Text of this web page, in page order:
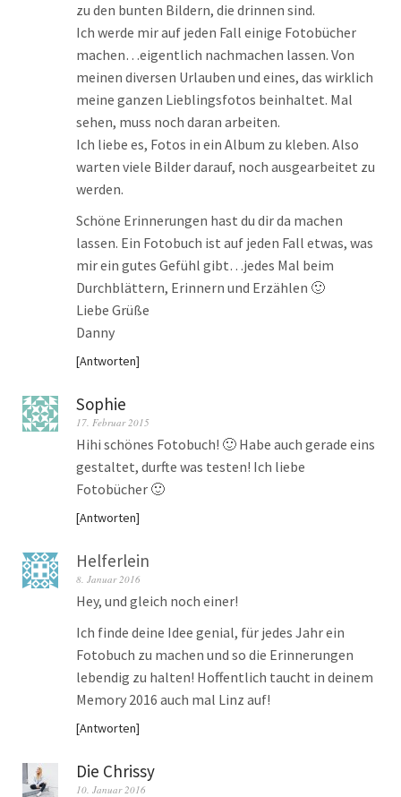
zu den bunten Bildern, die drinnen sind.
Ich werde mir auf jeden Fall einige Fotobücher
machen…eigentlich nachmachen lassen. Von
meinen diversen Urlauben und eines, das wirklich
meine ganzen Lieblingsfotos beinhaltet. Mal
sehen, muss noch daran arbeiten.
Ich liebe es, Fotos in ein Album zu kleben. Also
warten viele Bilder darauf, noch ausgearbeitet zu
werden.
Schöne Erinnerungen hast du dir da machen
lassen. Ein Fotobuch ist auf jeden Fall etwas, was
mir ein gutes Gefühl gibt…jedes Mal beim
Durchblättern, Erinnern und Erzählen 🙂
Liebe Grüße
Danny
Antworten
Sophie
17. Februar 2015
Hihi schönes Fotobuch! 🙂 Habe auch gerade eins
gestaltet, durfte was testen! Ich liebe
Fotobücher 🙂
Antworten
Helferlein
8. Januar 2016
Hey, und gleich noch einer!
Ich finde deine Idee genial, für jedes Jahr ein
Fotobuch zu machen und so die Erinnerungen
lebendig zu halten! Hoffentlich taucht in deinem
Memory 2016 auch mal Linz auf!
Antworten
Die Chrissy
10. Januar 2016